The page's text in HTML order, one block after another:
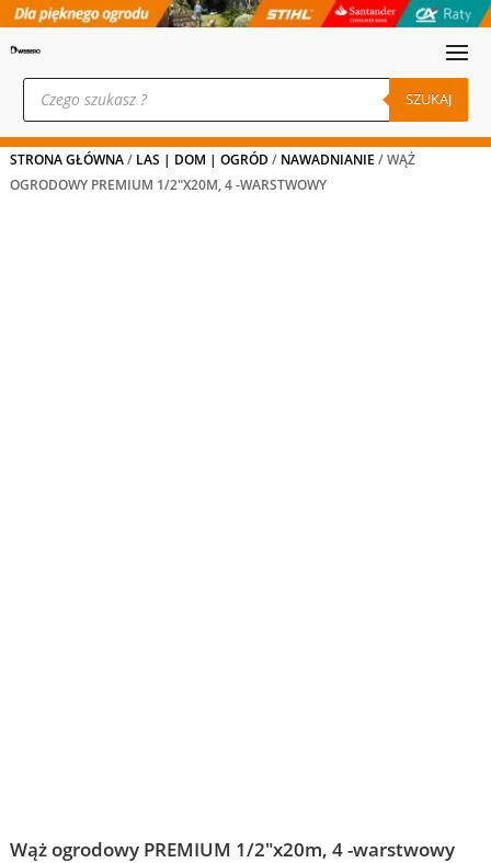
Wyszukiwarka
produktów SZUKAJ
STRONA GŁÓWNA/ LAS | DOM | OGRÓD / NAWADNIANIE / WĄŻ
OGRODOWY PREMIUM 1/2″X20M, 4 -WARSTWOWY
Wąż ogrodowy PREMIUM 1/2″x20m, 4 -warstwowy